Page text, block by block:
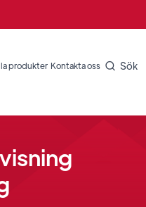
produkter Kontakta oss Sök